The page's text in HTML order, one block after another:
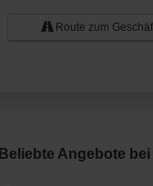
Route zum
Beliebte Angebote